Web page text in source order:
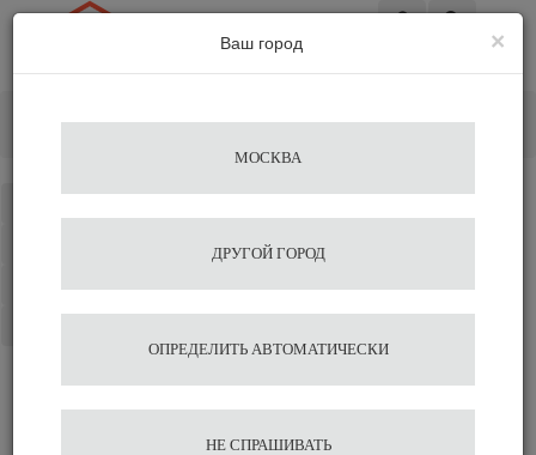
Кофемашина KAFFIT
×
Ваш город
МОСКВА
ДРУГОЙ ГОРОД
ОПРЕДЕЛИТЬ АВТОМАТИЧЕСКИ
НЕ СПРАШИВАТЬ